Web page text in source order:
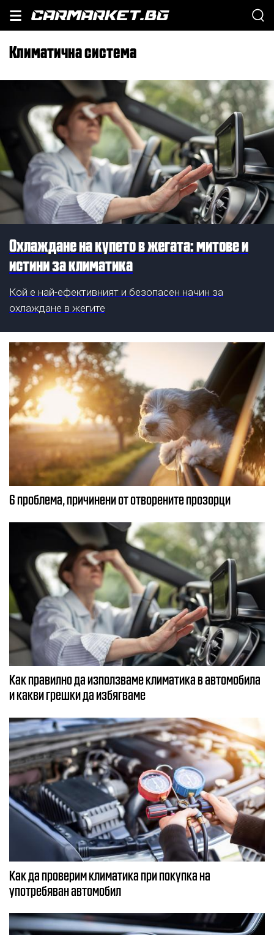
климатична система
Охлаждане на купето в жегата: митове и
истини за климатика
Кой е най-ефективният и безопасен начин за
охлаждане в жегите
6 проблема, причинени от отворените прозорци
Как правилно да използваме климатика в автомобила
и какви грешки да избягваме
Как да проверим климатика при покупка на
употребяван автомобил